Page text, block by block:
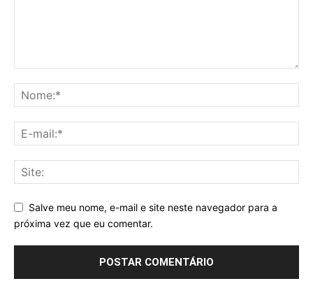
Salve meu nome, e-mail e site neste navegador para a
próxima vez que eu comentar.